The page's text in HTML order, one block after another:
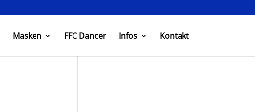
Masken FFC Dancer Infos Kontakt